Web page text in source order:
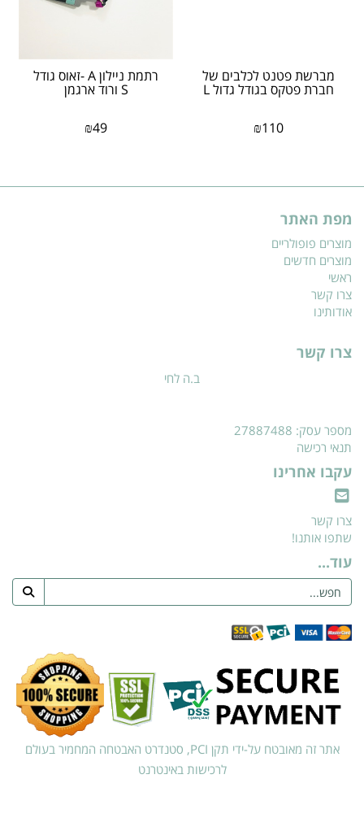
מברשת פטנט לכלבים של
חברת פטקס בגודל גדול L
₪110
רתמת ניילון A -זאוס גודל
S ורוד ארגמן
₪49
מפת האתר
מוצרים פופולריים
מוצרים חדשים
ראשי
צרו קשר
אודותינו
צרו קשר
ב.ה לחי
מספר עסק: 27887488
תנאי רכישה
עקבו אחרינו
צרו קשר
שתפו אותנו!
עוד...
אתר זה מאובטח על-ידי תקן PCI, סטנדרט האבטחה המחמיר בעולם
לרכישות באינטרנט